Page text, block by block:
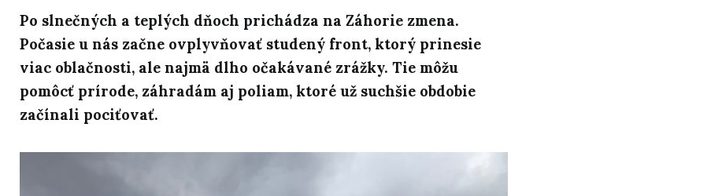
Po slnečných a teplých dňoch prichádza na Záhorie zmena.
Počasie u nás začne ovplyvňovať studený front, ktorý prinesie
viac oblačnosti, ale najmä dlho očakávané zrážky. Tie môžu
pomôcť prírode, záhradám aj poliam, ktoré už suchšie obdobie
začínali pociťovať.